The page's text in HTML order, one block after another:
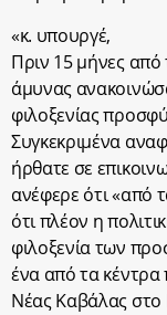
«κ. υπουργέ,
Πριν 15 μήνες
άμυνας
φιλοξενίας
Συγκεκριμένα
ήρθατε σε
ανέφερε ότι «από
ότι πλέον η
φιλοξενία των
ένα από τα κέντρα
Νέας Καβάλας στο